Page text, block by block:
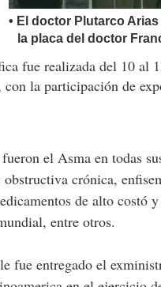
• El doctor Plutarco
la placa del doctor
fue realizada del 10 al
con la participación de
el Asma en todas
crónica,
de alto costó
entre otros.
fue entregado el